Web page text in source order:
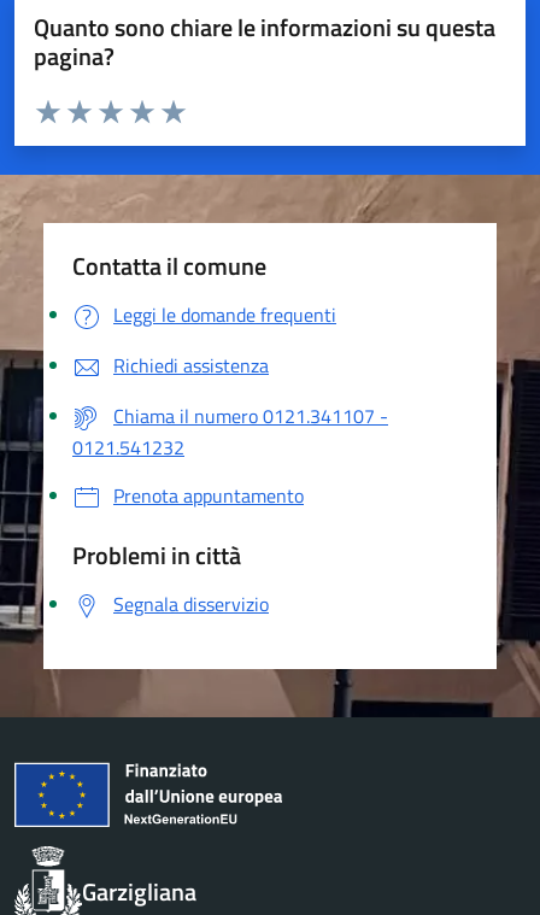
Quanto sono chiare le informazioni su questa
pagina?
Valuta da 1 a 5 stelle la pagina
Valuta 5 stelle su 5
Valuta 4 stelle su 5
Valuta 3 stelle su 5
Valuta 2 stelle su 5
Valuta 1 stelle su 5
Contatta il comune
Leggi le domande frequenti
Richiedi assistenza
Chiama il numero 0121.341107 -
0121.541232
Prenota appuntamento
Problemi in città
Segnala disservizio
Garzigliana